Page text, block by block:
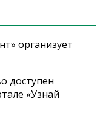
организует
доступен
«Узнай